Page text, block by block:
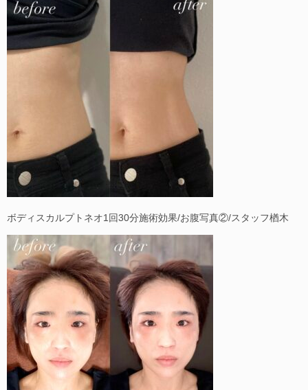
ボディスカルプトネオ1回30分施術効果/お腹写真②/スタッフ楢木